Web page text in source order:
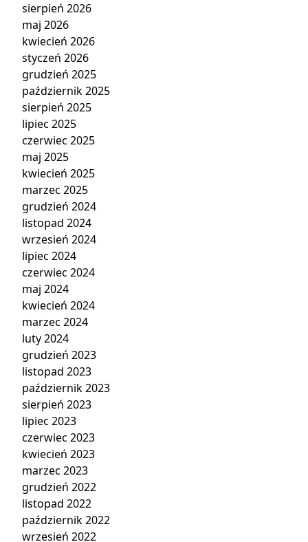
sierpień 2026
maj 2026
kwiecień 2026
styczeń 2026
grudzień 2025
październik 2025
sierpień 2025
lipiec 2025
czerwiec 2025
maj 2025
kwiecień 2025
marzec 2025
grudzień 2024
listopad 2024
wrzesień 2024
lipiec 2024
czerwiec 2024
maj 2024
kwiecień 2024
marzec 2024
luty 2024
grudzień 2023
listopad 2023
październik 2023
sierpień 2023
lipiec 2023
czerwiec 2023
kwiecień 2023
marzec 2023
grudzień 2022
listopad 2022
październik 2022
wrzesień 2022